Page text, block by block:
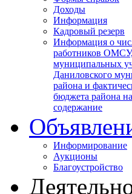
Доходы
Информация
Кадровый резерв
Информация о
работников
муниципальных
Даниловского
района и
бюджета района
содержание
Информирование
Аукционы
Благоустройство